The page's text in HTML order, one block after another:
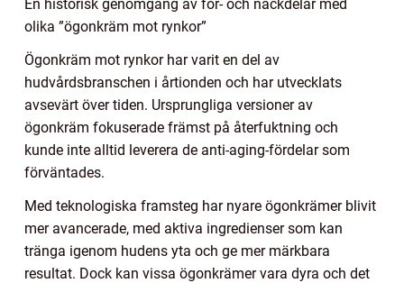
En historisk genomgång av för- och nackdelar med
olika ”ögonkräm mot rynkor”
Ögonkräm mot rynkor har varit en del av
hudvårdsbranschen i årtionden och har utvecklats
avsevärt över tiden. Ursprungliga versioner av
ögonkräm fokuserade främst på återfuktning och
kunde inte alltid leverera de anti-aging-fördelar som
förväntades.
Med teknologiska framsteg har nyare ögonkrämer blivit
mer avancerade, med aktiva ingredienser som kan
tränga igenom hudens yta och ge mer märkbara
resultat. Dock kan vissa ögonkrämer vara dyra och det